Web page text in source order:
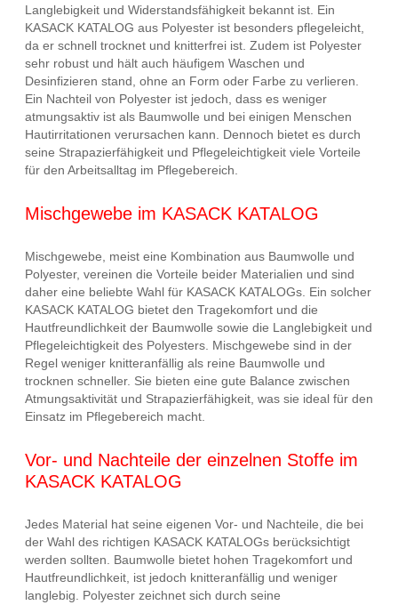
Langlebigkeit und Widerstandsfähigkeit bekannt ist. Ein
KASACK KATALOG aus Polyester ist besonders pflegeleicht,
da er schnell trocknet und knitterfrei ist. Zudem ist Polyester
sehr robust und hält auch häufigem Waschen und
Desinfizieren stand, ohne an Form oder Farbe zu verlieren.
Ein Nachteil von Polyester ist jedoch, dass es weniger
atmungsaktiv ist als Baumwolle und bei einigen Menschen
Hautirritationen verursachen kann. Dennoch bietet es durch
seine Strapazierfähigkeit und Pflegeleichtigkeit viele Vorteile
für den Arbeitsalltag im Pflegebereich.
Mischgewebe im KASACK KATALOG
Mischgewebe, meist eine Kombination aus Baumwolle und
Polyester, vereinen die Vorteile beider Materialien und sind
daher eine beliebte Wahl für KASACK KATALOGs. Ein solcher
KASACK KATALOG bietet den Tragekomfort und die
Hautfreundlichkeit der Baumwolle sowie die Langlebigkeit und
Pflegeleichtigkeit des Polyesters. Mischgewebe sind in der
Regel weniger knitteranfällig als reine Baumwolle und
trocknen schneller. Sie bieten eine gute Balance zwischen
Atmungsaktivität und Strapazierfähigkeit, was sie ideal für den
Einsatz im Pflegebereich macht.
Vor- und Nachteile der einzelnen Stoffe im
KASACK KATALOG
Jedes Material hat seine eigenen Vor- und Nachteile, die bei
der Wahl des richtigen KASACK KATALOGs berücksichtigt
werden sollten. Baumwolle bietet hohen Tragekomfort und
Hautfreundlichkeit, ist jedoch knitteranfällig und weniger
langlebig. Polyester zeichnet sich durch seine